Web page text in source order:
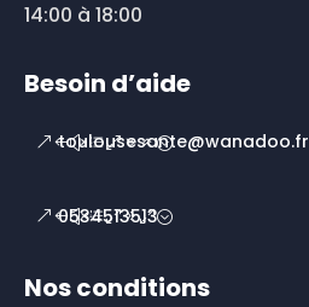
14:00 à 18:00
Besoin d’aide
toulousesante@wanadoo.fr
0534513513
Nos conditions